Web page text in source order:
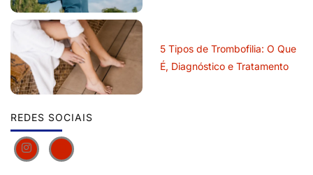
5 Tipos de Trombofilia: O Que
É, Diagnóstico e Tratamento
REDES SOCIAIS